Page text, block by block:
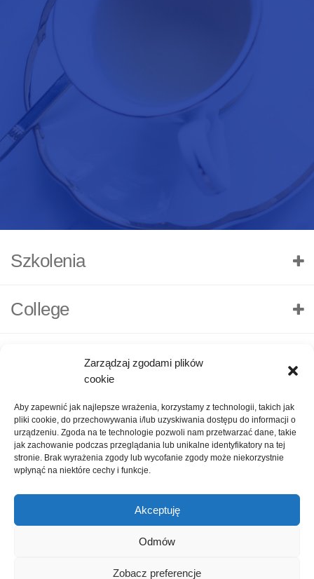
Zarządzaj zgodami plików
cookie
Aby zapewnić jak najlepsze wrażenia, korzystamy z technologii, takich jak
pliki cookie, do przechowywania i/lub uzyskiwania dostępu do informacji o
urządzeniu. Zgoda na te technologie pozwoli nam przetwarzać dane, takie
jak zachowanie podczas przeglądania lub unikalne identyfikatory na tej
stronie. Brak wyrażenia zgody lub wycofanie zgody może niekorzystnie
wpłynąć na niektóre cechy i funkcje.
Akceptuję
Odmów
Zobacz preferencje
Szkolenia
College
O nas Polityka Prywatności Kontakt